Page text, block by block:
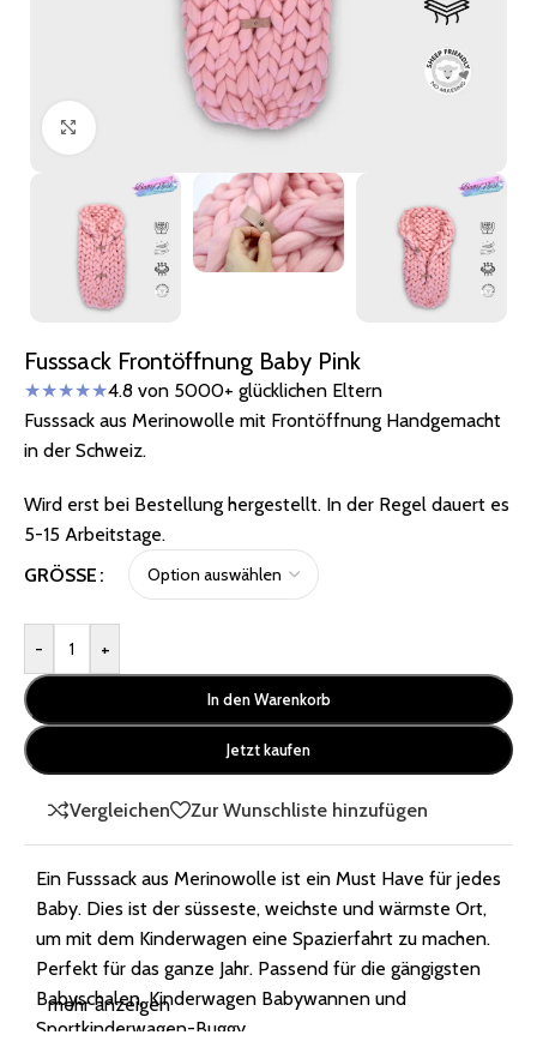
Zum Vergrößern klicken
Fusssack Frontöffnung Baby Pink
★★★★★4.8 von 5000+ glücklichen Eltern
Fusssack aus Merinowolle mit Frontöffnung Handgemacht
in der Schweiz.
Wird erst bei Bestellung hergestellt. In der Regel dauert es
5-15 Arbeitstage.
GRÖSSE
- +
In den Warenkorb
Jetzt kaufen
Vergleichen Zur Wunschliste hinzufügen
Ein Fusssack aus Merinowolle ist ein Must Have für jedes
Baby. Dies ist der süsseste, weichste und wärmste Ort,
um mit dem Kinderwagen eine Spazierfahrt zu machen.
Perfekt für das ganze Jahr. Passend für die gängigsten
Babyschalen, Kinderwagen Babywannen und
Sportkinderwagen-Buggy.
mehr anzeigen